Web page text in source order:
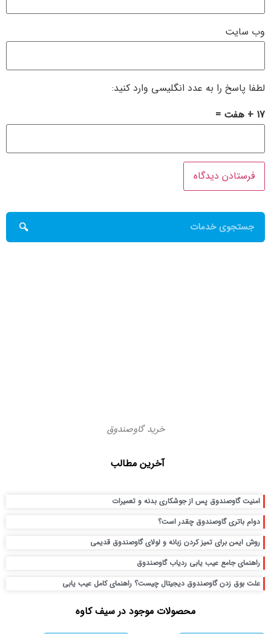
وب‌ سایت
لطفا پاسخ را به عدد انگلیسی وارد کنید:
17 + هفت =
خرید گاوصندوق
آخرین مطالب
امنیت گاوصندوق پس از جوشکاری بدنه و تعمیرات
دوام باتری گاوصندوق چقدر است؟
روش ایمن برای تمیز کردن زبانه و لولای گاوصندوق قدیمی
راهنمای جامع عیب یابی ردیاب گاوصندوق
علت بوق زدن گاوصندوق دیجیتال چیست؟ راهنمای کامل عیب یابی
محصولات موجود در سیف کاوه